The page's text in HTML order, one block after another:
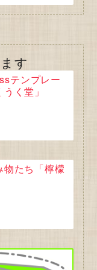
す
テンプレー
く堂」
たち「檸檬